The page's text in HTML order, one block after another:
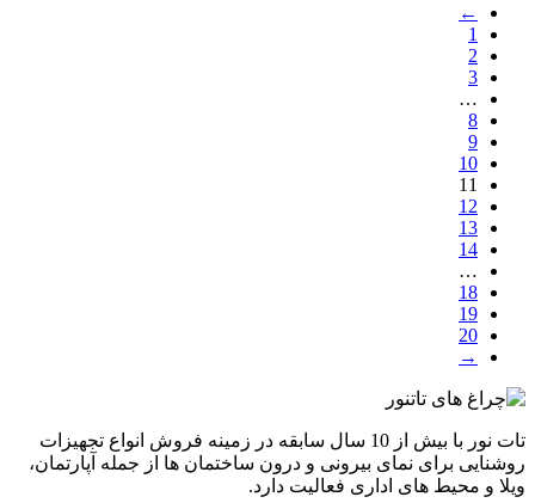
←
1
2
3
…
8
9
10
11
12
13
14
…
18
19
20
→
تات نور با بیش از 10 سال سابقه در زمینه فروش انواع تجهیزات
روشنایی برای نمای بیرونی و درون ساختمان ها از جمله آپارتمان،
ویلا و محیط های اداری فعالیت دارد.